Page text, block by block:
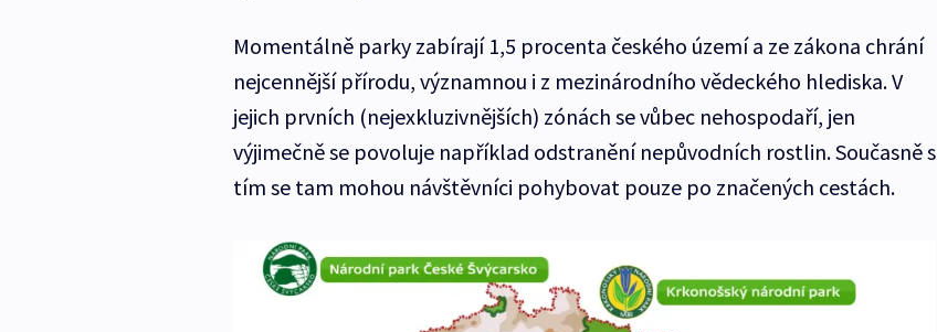
Momentálně parky zabírají 1,5 procenta českého území a ze zákona chrání
nejcennější přírodu, významnou i z mezinárodního vědeckého hlediska. V
jejich prvních (nejexkluzivnějších) zónách se vůbec nehospodaří, jen
výjimečně se povoluje například odstranění nepůvodních rostlin. Současně s
tím se tam mohou návštěvníci pohybovat pouze po značených cestách.